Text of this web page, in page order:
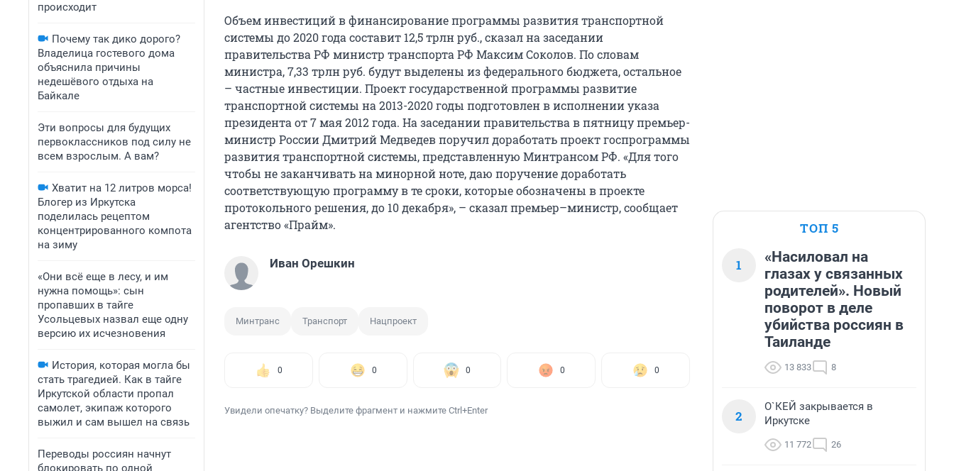
происходит
Почему так дико дорого?
Владелица гостевого дома
объяснила причины
недешёвого отдыха на
Байкале
Эти вопросы для будущих
первоклассников под силу не
всем взрослым. А вам?
Хватит на 12 литров морса!
Блогер из Иркутска
поделилась рецептом
концентрированного компота
на зиму
«Они всё еще в лесу, и им
нужна помощь»: сын
пропавших в тайге
Усольцевых назвал еще одну
версию их исчезновения
История, которая могла бы
стать трагедией. Как в тайге
Иркутской области пропал
самолет, экипаж которого
выжил и сам вышел на связь
Переводы россиян начнут
блокировать по одной
Объем инвестиций в финансирование программы развития транспортной
системы до 2020 года составит 12,5 трлн руб., сказал на заседании
правительства РФ министр транспорта РФ Максим Соколов. По словам
министра, 7,33 трлн руб. будут выделены из федерального бюджета, остальное
– частные инвестиции. Проект государственной программы развитие
транспортной системы на 2013-2020 годы подготовлен в исполнении указа
президента от 7 мая 2012 года. На заседании правительства в пятницу премьер-
министр России Дмитрий Медведев поручил доработать проект госпрограммы
развития транспортной системы, представленную Минтрансом РФ. «Для того
чтобы не заканчивать на минорной ноте, даю поручение доработать
соответствующую программу в те сроки, которые обозначены в проекте
протокольного решения, до 10 декабря», – сказал премьер–министр, сообщает
агентство «Прайм».
Иван Орешкин
Минтранс Транспорт Нацпроект
0 0 0 0 0
Увидели опечатку? Выделите фрагмент и нажмите Ctrl+Enter
ТОП 5
1
«Насиловал на
глазах у связанных
родителей». Новый
поворот в деле
убийства россиян в
Таиланде
13 833 8
2
О`КЕЙ закрывается в
Иркутске
11 772 26